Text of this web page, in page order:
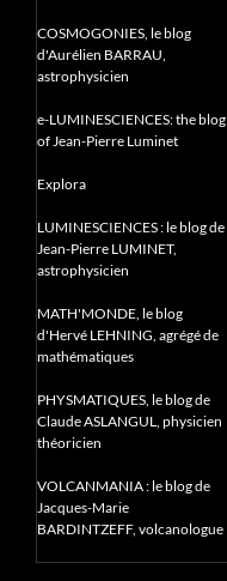
COSMOGONIES, le blog
d'Aurélien BARRAU,
astrophysicien
e-LUMINESCIENCES: the blog
of Jean-Pierre Luminet
Explora
LUMINESCIENCES : le blog de
Jean-Pierre LUMINET,
astrophysicien
MATH'MONDE, le blog
d'Hervé LEHNING, agrégé de
mathématiques
PHYSMATIQUES, le blog de
Claude ASLANGUL, physicien
théoricien
VOLCANMANIA : le blog de
Jacques-Marie
BARDINTZEFF, volcanologue